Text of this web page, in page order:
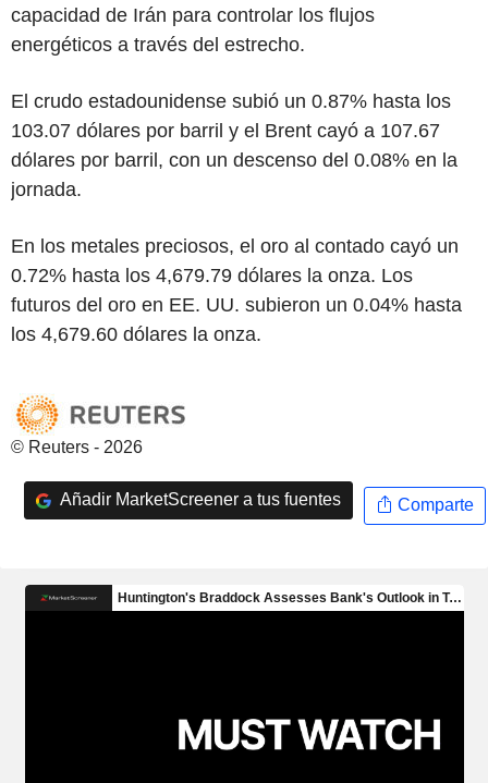
capacidad de Irán para controlar los flujos
energéticos a través del estrecho.
El crudo estadounidense subió un 0.87% hasta los
103.07 dólares por barril y el Brent cayó a 107.67
dólares por barril, con un descenso del 0.08% en la
jornada.
En los metales preciosos, el oro al contado cayó un
0.72% hasta los 4,679.79 dólares la onza. Los
futuros del oro en EE. UU. subieron un 0.04% hasta
los 4,679.60 dólares la onza.
© Reuters - 2026
Añadir MarketScreener a tus fuentes Comparte